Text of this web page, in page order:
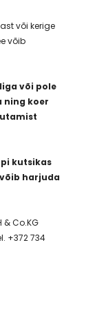
või kerige
võib
või pole
ning koer
kutsikas
harjuda
Co.KG
+372 734